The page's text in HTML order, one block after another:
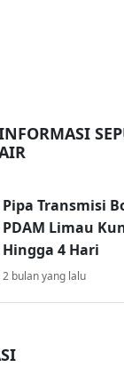
Pipa Transmisi
PDAM Limau
Hingga 4 Hari
2 bulan yang lalu